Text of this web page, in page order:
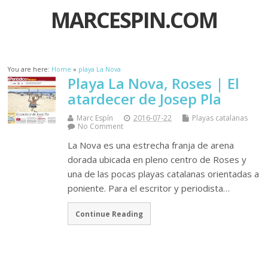
MARCESPIN.COM
You are here: Home » playa La Nova
Playa La Nova, Roses | El
atardecer de Josep Pla
Marc Espín 2016-07-22
Playas catalanas
No Comment
La Nova es una estrecha franja de arena
dorada ubicada en pleno centro de Roses y
una de las pocas playas catalanas orientadas a
poniente. Para el escritor y periodista…
Continue Reading